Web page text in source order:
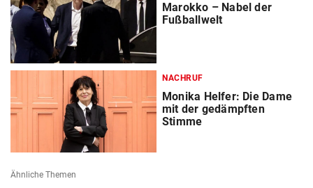
Marokko – Nabel der
Fußballwelt
NACHRUF
Monika Helfer: Die Dame
mit der gedämpften
Stimme
Ähnliche Themen